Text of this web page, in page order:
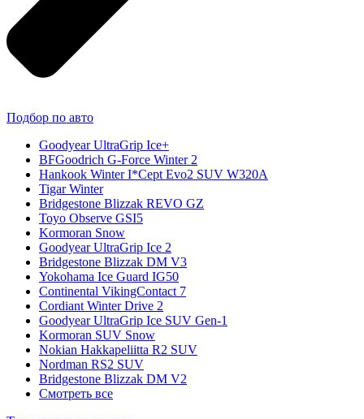
Подбор по авто
Goodyear UltraGrip Ice+
BFGoodrich G-Force Winter 2
Hankook Winter I*Cept Evo2 SUV W320A
Tigar Winter
Bridgestone Blizzak REVO GZ
Toyo Observe GSI5
Kormoran Snow
Goodyear UltraGrip Ice 2
Bridgestone Blizzak DM V3
Yokohama Ice Guard IG50
Continental VikingContact 7
Cordiant Winter Drive 2
Goodyear UltraGrip Ice SUV Gen-1
Kormoran SUV Snow
Nokian Hakkapeliitta R2 SUV
Nordman RS2 SUV
Bridgestone Blizzak DM V2
Смотреть все